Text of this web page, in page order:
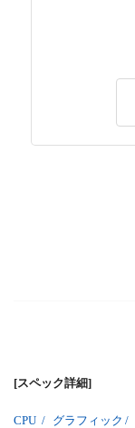
[スペック詳細]
CPU / グラフィック /